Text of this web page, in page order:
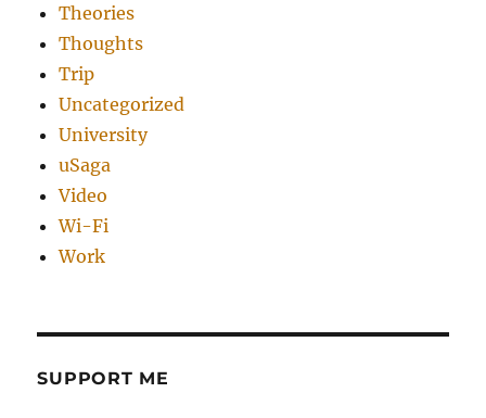
Theories
Thoughts
Trip
Uncategorized
University
uSaga
Video
Wi-Fi
Work
SUPPORT ME